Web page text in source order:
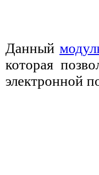
Данный
которая
электронной